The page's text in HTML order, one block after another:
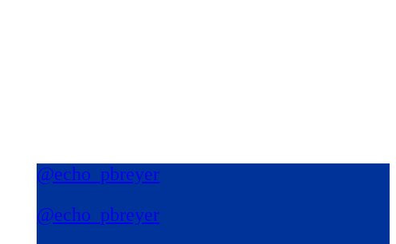
@echo_pbreyer
@echo_pbreyer